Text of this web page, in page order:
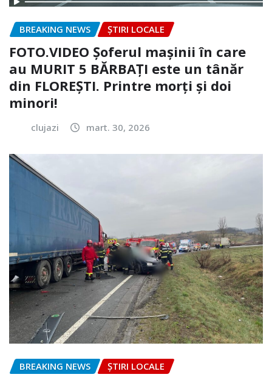
BREAKING NEWS ȘTIRI LOCALE
FOTO.VIDEO Șoferul mașinii în care
au MURIT 5 BĂRBAȚI este un tânăr
din FLOREȘTI. Printre morți și doi
minori!
clujazi mart. 30, 2026
BREAKING NEWS ȘTIRI LOCALE